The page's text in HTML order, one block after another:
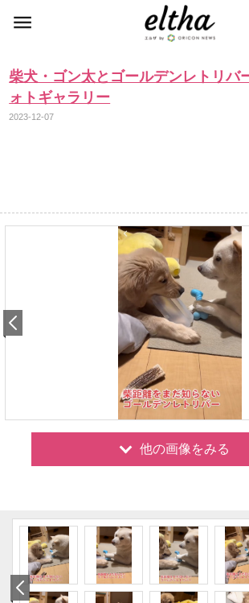
柴犬・ゴン太とゴールデンレトリバ
ォトギャラリー
2023-12-07
他の画像をみる